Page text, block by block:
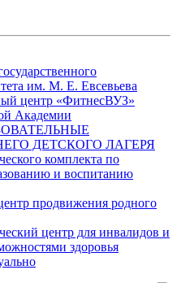
им. М. Е. Евсевьева
центр «ФитнесВУЗ»
Академии
ДЕТСКОГО ЛАГЕРЯ
комплекта по
и воспитанию
продвижения родного
центр для инвалидов и
здоровья